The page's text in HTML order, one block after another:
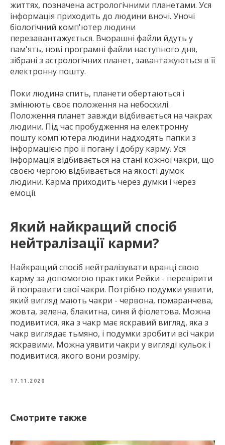
життях, позначена астрологічними планетами. Уся
інформація приходить до людини вночі. Уночі
біологічний комп'ютер людини
перезавантажується. Вчорашні файли йдуть у
пам'ять, нові програмні файли наступного дня,
зібрані з астрологічних планет, завантажуються в її
електронну пошту.
Поки людина спить, планети обертаються і
змінюють своє положення на небосхилі.
Положення планет завжди відбивається на чакрах
людини. Під час пробудження на електронну
пошту комп'ютера людини надходять папки з
інформацією про її погану і добру карму. Уся
інформація відбивається на стані кожної чакри, що
своєю чергою відбивається на якості думок
людини. Карма приходить через думки і через
емоції.
Який найкращий спосіб
нейтралізації карми?
Найкращий спосіб нейтралізувати вранці свою
карму за допомогою практики Рейки - перевірити
й поправити свої чакри. Потрібно подумки уявити,
який вигляд мають чакри - червона, помаранчева,
жовта, зелена, блакитна, синя й фіолетова. Можна
подивитися, яка з чакр має яскравий вигляд, яка з
чакр виглядає тьмяно, і подумки зробити всі чакри
яскравими. Можна уявити чакри у вигляді кульок і
подивитися, якого вони розміру.
17.11.2020
Смотрите также